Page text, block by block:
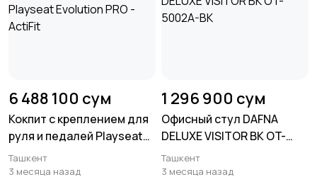
6 488 100 сум
Кокпит с креплением для
руля и педалей Playseat
Evolution PRO - ActiFit
Ташкент
3 месяца назад
1 296 900 сум
Офисный стул DAFNA
DELUXE VISITOR BK OT-
5002A-BK
Ташкент
3 месяца назад